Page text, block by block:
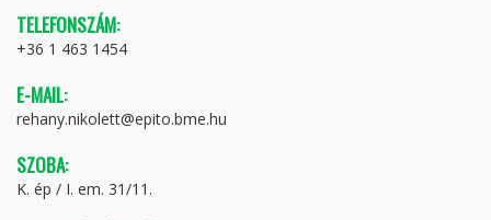
TELEFONSZÁM:
+36 1 463 1454
E-MAIL:
rehany.nikolett@epito.bme.hu
SZOBA:
K. ép / I. em. 31/11.